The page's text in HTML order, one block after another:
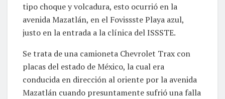
tipo choque y volcadura, esto ocurrió en la
avenida Mazatlán, en el Fovissste Playa azul,
justo en la entrada a la clínica del ISSSTE.
Se trata de una camioneta Chevrolet Trax con
placas del estado de México, la cual era
conducida en dirección al oriente por la avenida
Mazatlán cuando presuntamente sufrió una falla